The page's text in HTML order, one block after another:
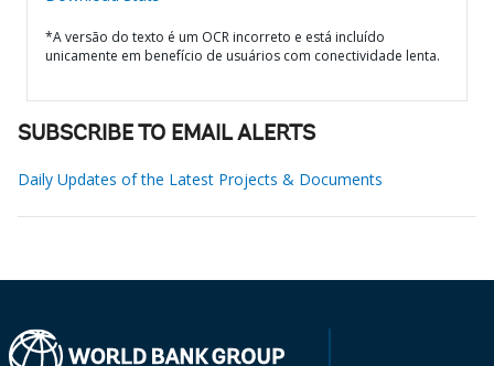
*A versão do texto é um OCR incorreto e está incluído
unicamente em benefício de usuários com conectividade lenta.
SUBSCRIBE TO EMAIL ALERTS
Daily Updates of the Latest Projects & Documents